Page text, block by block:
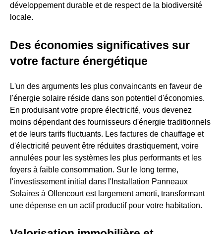
développement durable et de respect de la biodiversité
locale.
Des économies significatives sur
votre facture énergétique
L'un des arguments les plus convaincants en faveur de
l'énergie solaire réside dans son potentiel d'économies.
En produisant votre propre électricité, vous devenez
moins dépendant des fournisseurs d'énergie traditionnels
et de leurs tarifs fluctuants. Les factures de chauffage et
d'électricité peuvent être réduites drastiquement, voire
annulées pour les systèmes les plus performants et les
foyers à faible consommation. Sur le long terme,
l'investissement initial dans l'Installation Panneaux
Solaires à Ollencourt est largement amorti, transformant
une dépense en un actif productif pour votre habitation.